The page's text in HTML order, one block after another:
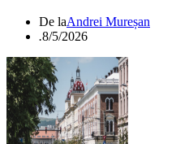
De laAndrei Mureșan
.8/5/2026